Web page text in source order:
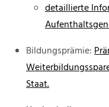
detaillierte
Bildungsprämie:
Staat.